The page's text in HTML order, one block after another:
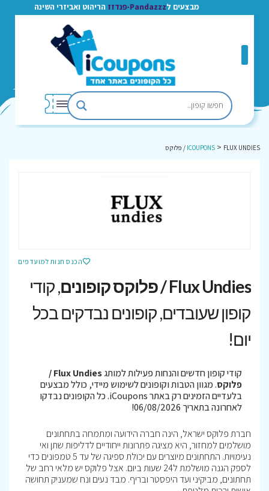
מבצעים לPandazzz-פנדזז הריהוט ואביזרי השינה
ICOUPONS > FLUX UNDIES / פלוקס
הכנס חנות למועדפים
Flux Undies / פלוקס קופונים
, קודי
קופון שעובדים, קופונים נבדקים בכל
יום!
קודי קופון חדשים והנחות פעילות למותג
Flux Undies /
פלוקס. מגוון הטבות וקופונים לשימוש מיידי, כולל מבצעים
בלעדיים הזמינים רק באתר iCoupons. כל הקופונים נבדקו
לאחרונה בתאריך 06/08/2026!
חברת פלוקס ישראל, הינה חברה הידועה ומתמחה בתחתונים
מושלמים למחזור, היא מציגה פתרונות ייחודיים לדליפות שתן ואי
נעימויות. התחתונים מיוצרים עם יכולת ספיגה של עד 5 טמפונים כדי
לספק הגנה מושלמת ל24 שעות ביום. אצל פלוקס יש מלאי רחב של
תחתונים, מביקיני ועד היפסטר ובריף. מבד נעים ונח שמעניק תחושה